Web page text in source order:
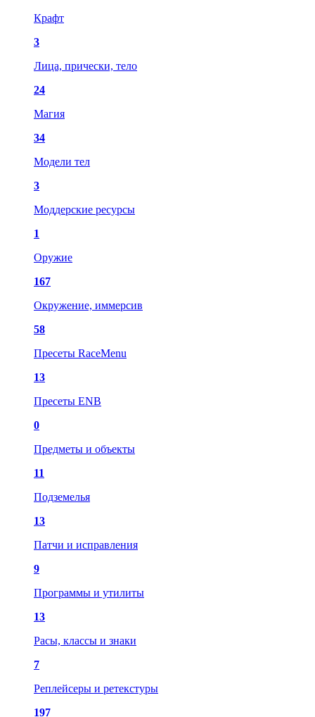
Крафт
3
Лица, прически, тело
24
Магия
34
Модели тел
3
Моддерские ресурсы
1
Оружие
167
Окружение, иммерсив
58
Пресеты RaceMenu
13
Пресеты ENB
0
Предметы и объекты
11
Подземелья
13
Патчи и исправления
9
Программы и утилиты
13
Расы, классы и знаки
7
Реплейсеры и ретекстуры
197